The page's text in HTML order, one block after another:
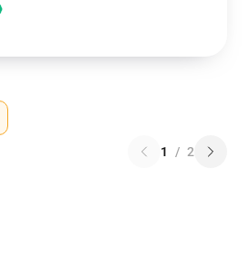
1 / 2